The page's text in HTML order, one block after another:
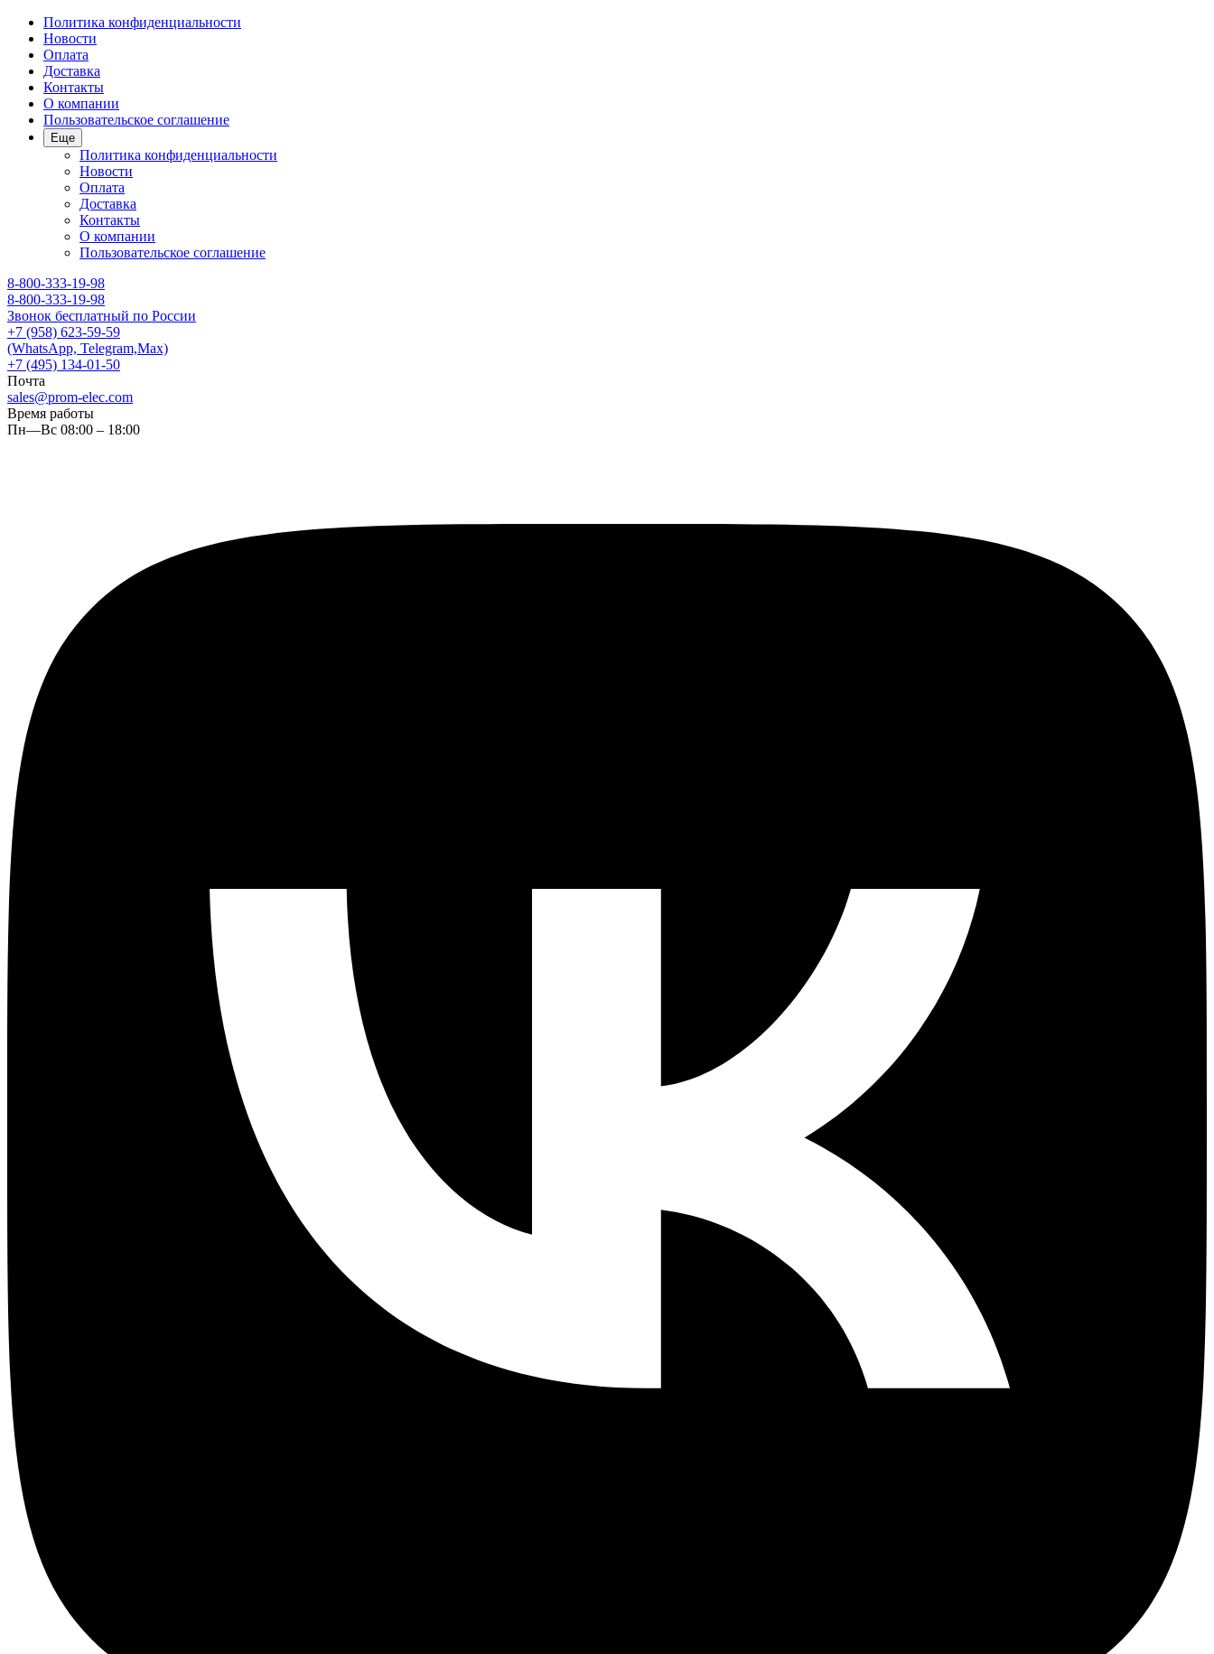
Политика конфиденциальности
Новости
Оплата
Доставка
Контакты
О компании
Пользовательское соглашение
Еще
Политика конфиденциальности
Новости
Оплата
Доставка
Контакты
О компании
Пользовательское соглашение
8-800-333-19-98
8-800-333-19-98
Звонок бесплатный по России
+7 (958) 623-59-59
(WhatsApp, Telegram,Max)
+7 (495) 134-01-50
Почта
sales@prom-elec.com
Время работы
Пн—Вс 08:00 – 18:00